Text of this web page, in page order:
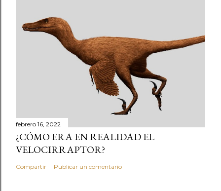
febrero 16, 2022
¿CÓMO ERA EN REALIDAD EL
VELOCIRRAPTOR?
Compartir Publicar un comentario